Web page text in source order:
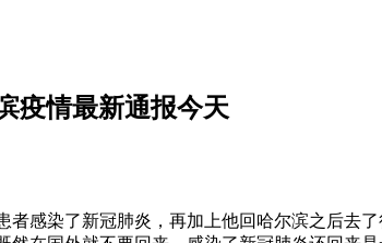
疫情最新通报今天
感染了新冠肺炎，再加上他回哈尔滨之后去